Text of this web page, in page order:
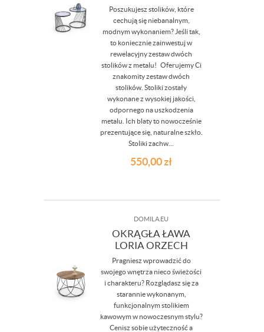
Poszukujesz stolików, które
cechują się niebanalnym,
modnym wykonaniem? Jeśli tak,
to koniecznie zainwestuj w
rewelacyjny zestaw dwóch
stolików z metalu! Oferujemy Ci
znakomity zestaw dwóch
stolików. Stoliki zostały
wykonane z wysokiej jakości,
odpornego na uszkodzenia
metalu. Ich blaty to nowocześnie
prezentujące się, naturalne szkło.
Stoliki zachw...
550,00zł
DOMILA.EU
OKRĄGŁA ŁAWA
LORIA ORZECH
Pragniesz wprowadzić do
swojego wnętrza nieco świeżości
i charakteru? Rozglądasz się za
starannie wykonanym,
funkcjonalnym stolikiem
kawowym w nowoczesnym stylu?
Cenisz sobie użyteczność a